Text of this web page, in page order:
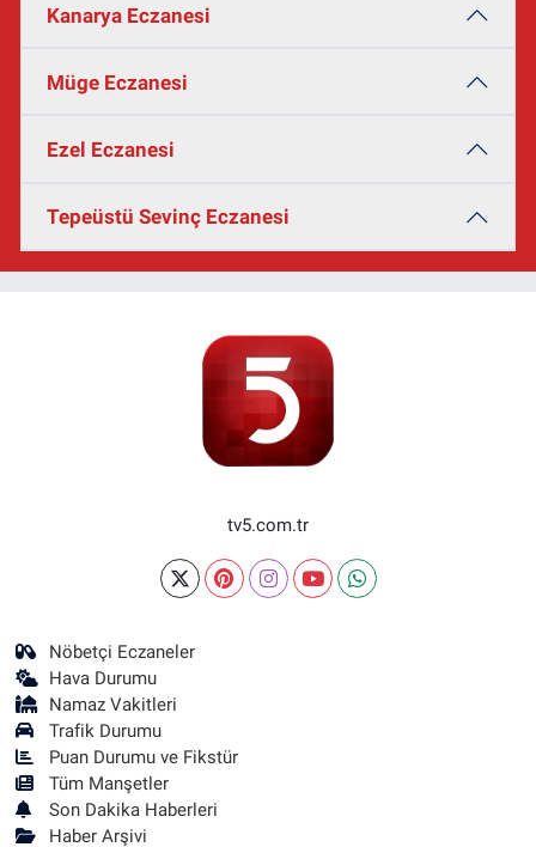
Kanarya Eczanesi
Müge Eczanesi
Ezel Eczanesi
Tepeüstü Sevinç Eczanesi
tv5.com.tr
Nöbetçi Eczaneler
Hava Durumu
Namaz Vakitleri
Trafik Durumu
Puan Durumu ve Fikstür
Tüm Manşetler
Son Dakika Haberleri
Haber Arşivi